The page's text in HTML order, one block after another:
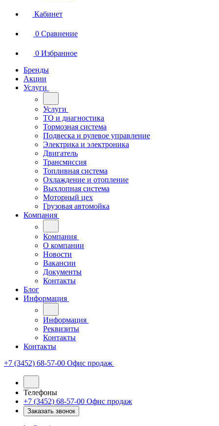
Кабинет
0 Сравнение
0 Избранное
Бренды
Акции
Услуги
Услуги
ТО и диагностика
Тормозная система
Подвеска и рулевое управление
Электрика и электроника
Двигатель
Трансмиссия
Топливная система
Охлаждение и отопление
Выхлопная система
Моторный цех
Грузовая автомойка
Компания
Компания
О компании
Новости
Вакансии
Документы
Контакты
Блог
Информация
Информация
Реквизиты
Контакты
Контакты
+7 (3452) 68-57-00 Офис продаж
Телефоны
+7 (3452) 68-57-00 Офис продаж
Заказать звонок